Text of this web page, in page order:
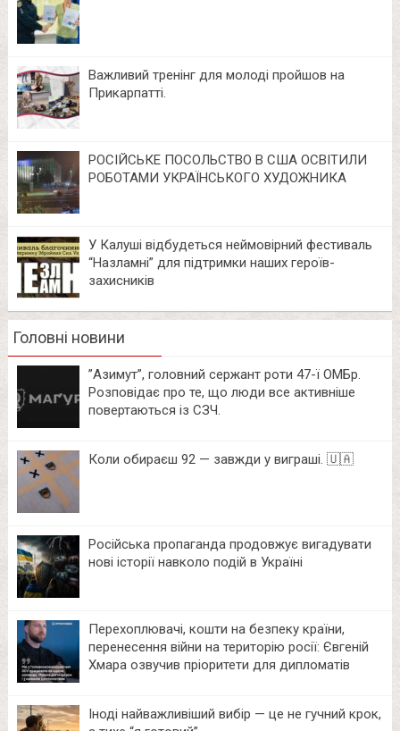
Важливий тренінг для молоді пройшов на
Прикарпатті.
РОСІЙСЬКЕ ПОСОЛЬСТВО В США ОСВІТИЛИ
РОБОТАМИ УКРАЇНСЬКОГО ХУДОЖНИКА
У Калуші відбудеться неймовірний фестиваль
“Назламні” для підтримки наших героїв-
захисників
Головні новини
⁨”Азимут”, головний сержант роти 47-ї ОМБр.
Розповідає про те, що люди все активніше
повертаються із СЗЧ.
Коли обираєш 92 — завжди у виграші. 🇺🇦
Російська пропаганда продовжує вигадувати
нові історії навколо подій в Україні
Перехоплювачі, кошти на безпеку країни,
перенесення війни на територію росії: Євгеній
Хмара озвучив пріоритети для дипломатів
Іноді найважливіший вибір — це не гучний крок,